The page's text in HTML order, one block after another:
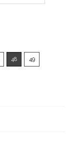
48 49